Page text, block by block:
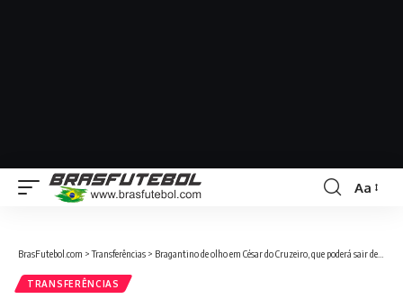
Aa
BrasFutebol.com >Transferências > Bragantino de olho em César do Cruzeiro, que poderá sair de graça de Belo Horizonte
TRANSFERÊNCIAS